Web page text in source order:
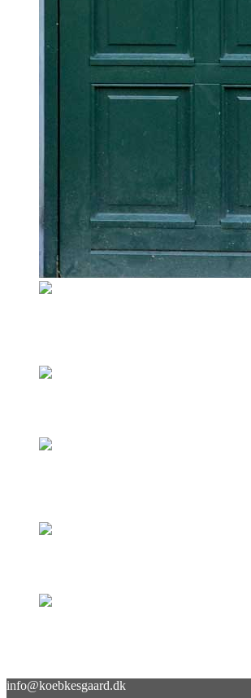
info@koebkesgaard.dk